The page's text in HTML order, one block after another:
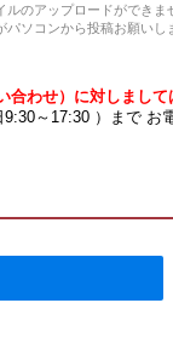
のアップロードができま
ソコンから投稿お願いし
わせ）に対しまして
～17:30 ）まで お